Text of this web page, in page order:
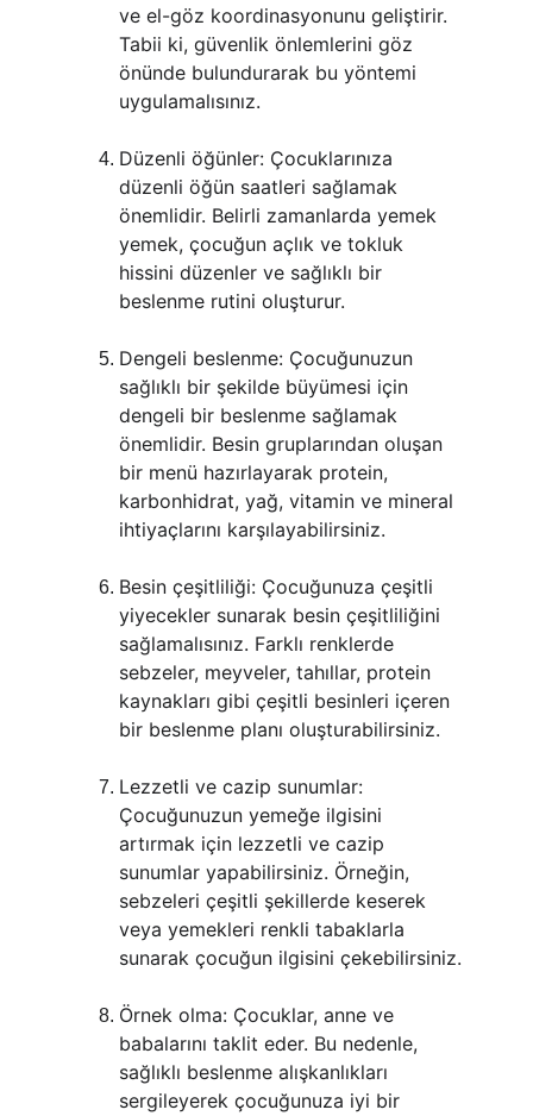
ve el-göz koordinasyonunu geliştirir.
Tabii ki, güvenlik önlemlerini göz
önünde bulundurarak bu yöntemi
uygulamalısınız.
Düzenli öğünler: Çocuklarınıza
düzenli öğün saatleri sağlamak
önemlidir. Belirli zamanlarda yemek
yemek, çocuğun açlık ve tokluk
hissini düzenler ve sağlıklı bir
beslenme rutini oluşturur.
Dengeli beslenme: Çocuğunuzun
sağlıklı bir şekilde büyümesi için
dengeli bir beslenme sağlamak
önemlidir. Besin gruplarından oluşan
bir menü hazırlayarak protein,
karbonhidrat, yağ, vitamin ve mineral
ihtiyaçlarını karşılayabilirsiniz.
Besin çeşitliliği: Çocuğunuza çeşitli
yiyecekler sunarak besin çeşitliliğini
sağlamalısınız. Farklı renklerde
sebzeler, meyveler, tahıllar, protein
kaynakları gibi çeşitli besinleri içeren
bir beslenme planı oluşturabilirsiniz.
Lezzetli ve cazip sunumlar:
Çocuğunuzun yemeğe ilgisini
artırmak için lezzetli ve cazip
sunumlar yapabilirsiniz. Örneğin,
sebzeleri çeşitli şekillerde keserek
veya yemekleri renkli tabaklarla
sunarak çocuğun ilgisini çekebilirsiniz.
Örnek olma: Çocuklar, anne ve
babalarını taklit eder. Bu nedenle,
sağlıklı beslenme alışkanlıkları
sergileyerek çocuğunuza iyi bir